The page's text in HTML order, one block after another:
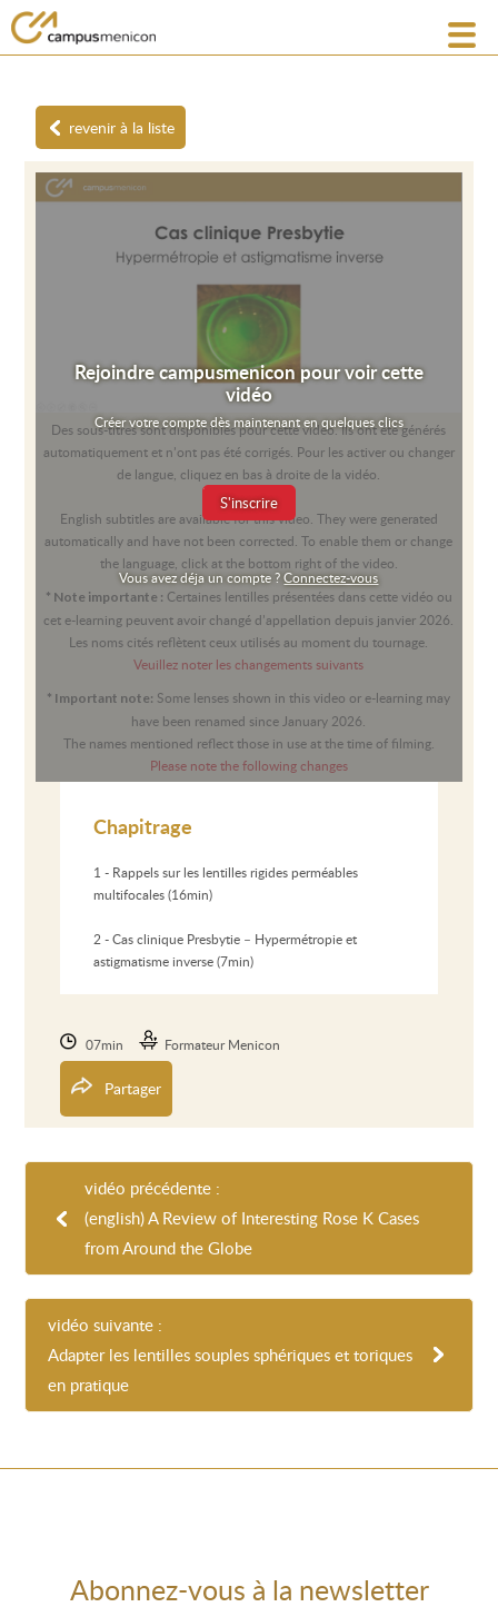
revenir à la liste
Rejoindre campusmenicon pour voir cette
vidéo
Créer votre compte dès maintenant en quelques clics
S'inscrire
Vous avez déja un compte ?Connectez-vous
Des sous-titres sont disponibles pour cette vidéo. Ils ont été générés
automatiquement et n’ont pas été corrigés. Pour les activer ou changer
de langue, cliquez en bas à droite de la vidéo.
English subtitles are available for this video. They were generated
automatically and have not been corrected. To enable them or change
the language, click at the bottom right of the video.
* Note importante : Certaines lentilles présentées dans cette vidéo ou
cet e-learning peuvent avoir changé d’appellation depuis janvier 2026.
Les noms cités reflètent ceux utilisés au moment du tournage.
Veuillez noter les changements suivants
* Important note: Some lenses shown in this video or e-learning may
have been renamed since January 2026.
The names mentioned reflect those in use at the time of filming.
Please note the following changes
Chapitrage
1 - Rappels sur les lentilles rigides perméables
multifocales (16min)
2 - Cas clinique Presbytie – Hypermétropie et
astigmatisme inverse (7min)
07min Formateur Menicon
Partager
vidéo précédente :
(english) A Review of Interesting Rose K Cases
from Around the Globe
vidéo suivante :
Adapter les lentilles souples sphériques et toriques
en pratique
Abonnez-vous à la newsletter